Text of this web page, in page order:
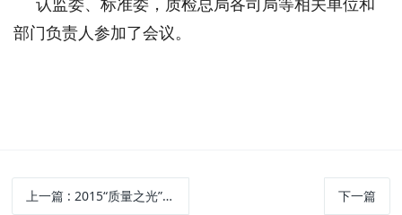
部门负责人参加了会议。
上一篇 : 2015“质量之光”公众评选活动启动 下一篇